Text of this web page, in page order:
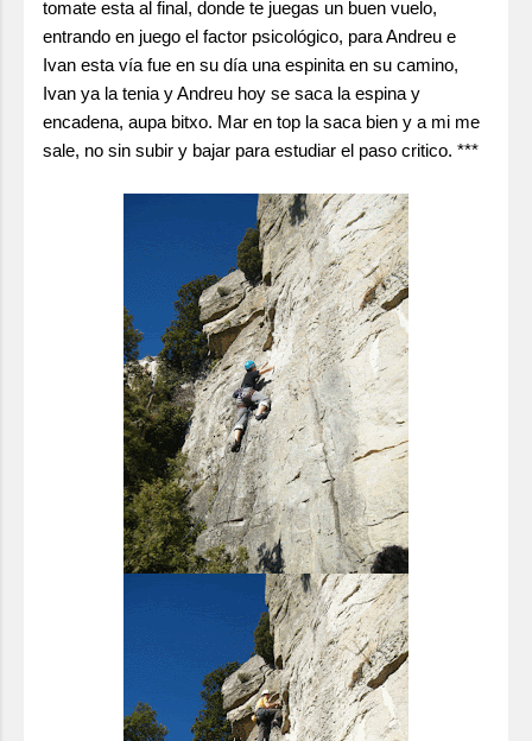
tomate esta al final, donde te juegas un buen vuelo,
entrando en juego el factor psicológico, para Andreu e
Ivan esta vía fue en su día una espinita en su camino,
Ivan ya la tenia y Andreu hoy se saca la espina y
encadena, aupa bitxo. Mar en top la saca bien y a mi me
sale, no sin subir y bajar para estudiar el paso critico. ***